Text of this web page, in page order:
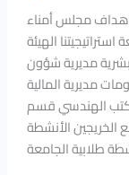
مجلس أمناء
الهيئة
مديرية شؤون
مديرية المالية
الهندسي قسم
الخريجين الأنشطة
طلابية الجامعة